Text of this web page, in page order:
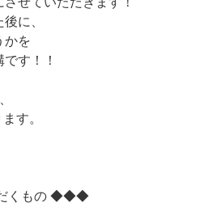
に、
かを
す！！
す。
くもの ◆◆◆